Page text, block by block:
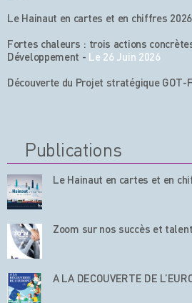
Le Hainaut en cartes et en chiffres 2026
Fortes chaleurs : trois actions
Développement - Le 26 Juin 2026
Découverte du Projet stratégique GOT-
Publications
Le Hainaut en cartes et en
Zoom sur nos succès et
A LA DECOUVERTE DE